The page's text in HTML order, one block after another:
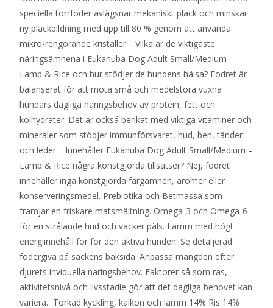
speciella torrfoder avlägsnar mekaniskt plack och minskar
ny plackbildning med upp till 80 % genom att använda
mikro-rengörande kristaller. Vilka är de viktigaste
näringsämnena i Eukanuba Dog Adult Small/Medium –
Lamb & Rice och hur stödjer de hundens hälsa? Fodret är
balanserat för att möta små och medelstora vuxna
hundars dagliga näringsbehov av protein, fett och
kolhydrater. Det är också berikat med viktiga vitaminer och
mineraler som stödjer immunförsvaret, hud, ben, tänder
och leder. Innehåller Eukanuba Dog Adult Small/Medium –
Lamb & Rice några konstgjorda tillsatser? Nej, fodret
innehåller inga konstgjorda färgämnen, aromer eller
konserveringsmedel. Prebiotika och Betmassa som
främjar en friskare matsmältning. Omega-3 och Omega-6
för en strålande hud och vacker päls. Lamm med högt
energiinnehåll för för den aktiva hunden. Se detaljerad
fodergiva på säckens baksida. Anpassa mängden efter
djurets inviduella näringsbehov. Faktorer så som ras,
aktivitetsnivå och livsstadie gör att det dagliga behovet kan
variera. Torkad kyckling, kalkon och lamm 14% Ris 14%